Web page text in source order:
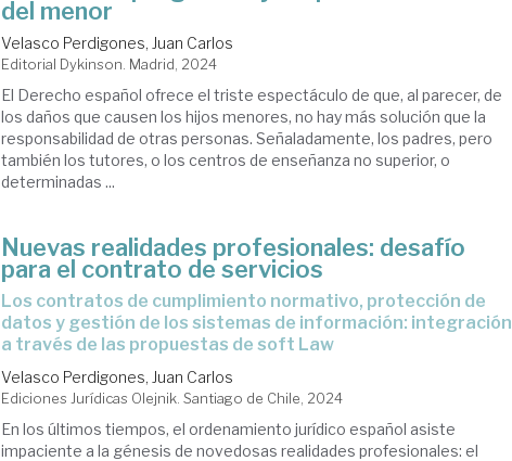
del menor
Velasco Perdigones, Juan Carlos
Editorial Dykinson. Madrid, 2024
El Derecho español ofrece el triste espectáculo de que, al parecer, de
los daños que causen los hijos menores, no hay más solución que la
responsabilidad de otras personas. Señaladamente, los padres, pero
también los tutores, o los centros de enseñanza no superior, o
determinadas ...
Nuevas realidades profesionales: desafío
para el contrato de servicios
Los contratos de cumplimiento normativo, protección de
datos y gestión de los sistemas de información: integración
a través de las propuestas de soft Law
Velasco Perdigones, Juan Carlos
Ediciones Jurídicas Olejnik. Santiago de Chile, 2024
En los últimos tiempos, el ordenamiento jurídico español asiste
impaciente a la génesis de novedosas realidades profesionales: el